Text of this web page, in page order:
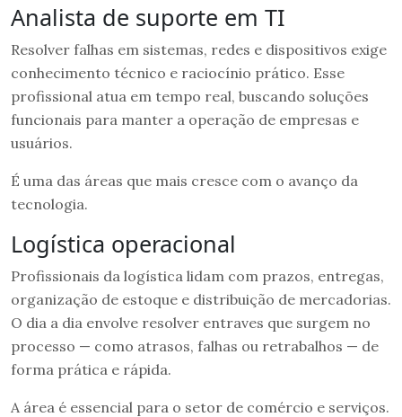
Analista de suporte em TI
Resolver falhas em sistemas, redes e dispositivos exige
conhecimento técnico e raciocínio prático. Esse
profissional atua em tempo real, buscando soluções
funcionais para manter a operação de empresas e
usuários.
É uma das áreas que mais cresce com o avanço da
tecnologia.
Logística operacional
Profissionais da logística lidam com prazos, entregas,
organização de estoque e distribuição de mercadorias.
O dia a dia envolve resolver entraves que surgem no
processo — como atrasos, falhas ou retrabalhos — de
forma prática e rápida.
A área é essencial para o setor de comércio e serviços.